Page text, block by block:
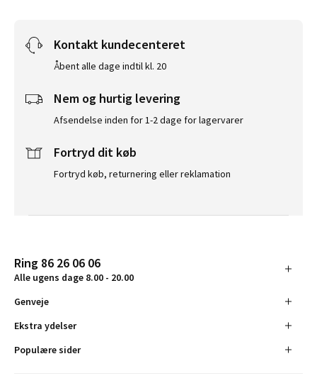
Kontakt kundecenteret
Åbent alle dage indtil kl. 20
Nem og hurtig levering
Afsendelse inden for 1-2 dage for lagervarer
Fortryd dit køb
Fortryd køb, returnering eller reklamation
Ring 86 26 06 06
Alle ugens dage 8.00 - 20.00
Genveje
Ekstra ydelser
Populære sider